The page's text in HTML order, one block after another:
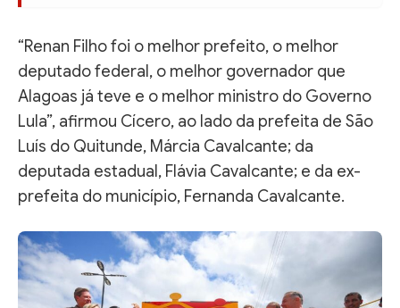
“Renan Filho foi o melhor prefeito, o melhor
deputado federal, o melhor governador que
Alagoas já teve e o melhor ministro do Governo
Lula”, afirmou Cícero, ao lado da prefeita de São
Luís do Quitunde, Márcia Cavalcante; da
deputada estadual, Flávia Cavalcante; e da ex-
prefeita do município, Fernanda Cavalcante.